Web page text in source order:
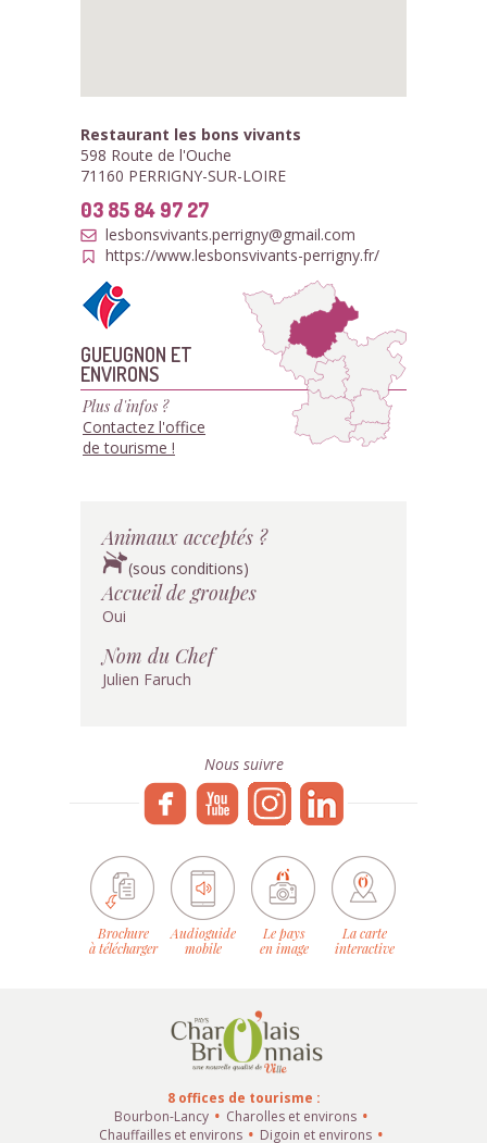
Restaurant les bons vivants
598 Route de l'Ouche
71160 PERRIGNY-SUR-LOIRE
03 85 84 97 27
lesbonsvivants.perrigny@gmail.com
https://www.lesbonsvivants-perrigny.fr/
GUEUGNON ET
ENVIRONS
Plus d'infos ?
Contactez l'office
de tourisme !
Animaux acceptés ?
(sous conditions)
Accueil de groupes
Oui
Nom du Chef
Julien Faruch
Nous suivre
Brochure
à télécharger
Audioguide
mobile
Le pays
en image
La carte
interactive
8 offices de tourisme :
Bourbon-Lancy
Charolles et environs
Chauffailles et environs
Digoin et environs